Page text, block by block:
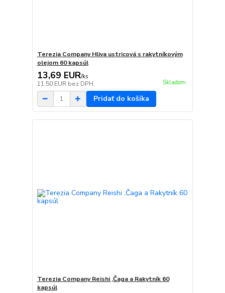
Terezia Company Hliva ustricová s rakytníkovým
olejom 60 kapsúl
13,69 EUR/ks
11,50 EUR bez DPH Skladom
Pridať do košíka
Terezia Company Reishi ,Čaga a Rakytník 60
kapsúl